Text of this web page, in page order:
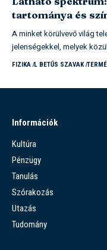
tartománya és
A minket körülvevő világ
jelenségekkel, melyek
FIZIKA L BETŰS SZAVAK
Információk
Kultúra
Pénzügy
Tanulás
Szórakozás
Utazás
Tudomány